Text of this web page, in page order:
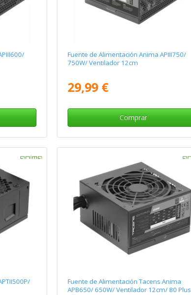
Fuente de Alimentación Anima APIII750/
750W/ Ventilador 12cm
29,99 €
Comprar
Fuente de Alimentación Tacens Anima
APB650/ 650W/ Ventilador 12cm/ 80 Plus